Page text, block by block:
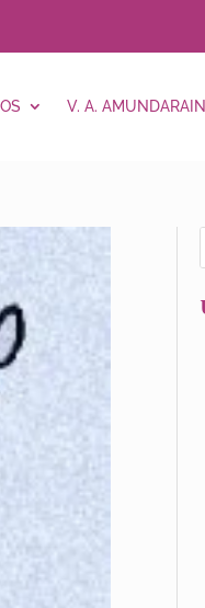
V. A. AMUNDARAIN